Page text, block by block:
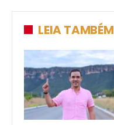
LEIA TAMBÉM